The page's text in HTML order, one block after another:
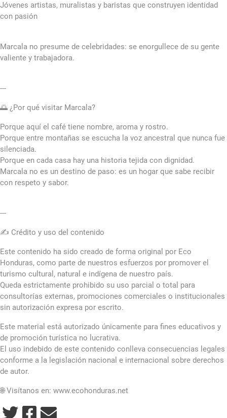
Jóvenes artistas, muralistas y baristas que construyen identidad
con pasión
Marcala no presume de celebridades: se enorgullece de su gente
valiente y trabajadora.
---
🌅 ¿Por qué visitar Marcala?
Porque aquí el café tiene nombre, aroma y rostro.
Porque entre montañas se escucha la voz ancestral que nunca fue
silenciada.
Porque en cada casa hay una historia tejida con dignidad.
Marcala no es un destino de paso: es un hogar que sabe recibir
con respeto y sabor.
---
✍️ Crédito y uso del contenido
Este contenido ha sido creado de forma original por Eco
Honduras, como parte de nuestros esfuerzos por promover el
turismo cultural, natural e indígena de nuestro país.
Queda estrictamente prohibido su uso parcial o total para
consultorías externas, promociones comerciales o institucionales
sin autorización expresa por escrito.
Este material está autorizado únicamente para fines educativos y
de promoción turística no lucrativa.
El uso indebido de este contenido conlleva consecuencias legales
conforme a la legislación nacional e internacional sobre derechos
de autor.
🌐 Visítanos en: www.ecohonduras.net